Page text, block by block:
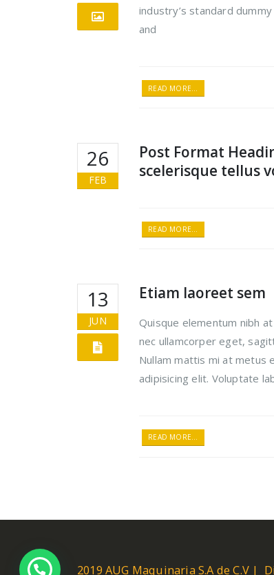
industry’s standard
and
READ MORE...
26
FEB
Post Format
scelerisque tellus
READ MORE...
13
JUN
Etiam laoreet sem
Quisque elementum nibh
nec ullamcorper eget,
Nullam mattis mi at metus
adipisicing elit. Voluptate
READ MORE...
2019 AUG Maquinaria S.A de C.V |